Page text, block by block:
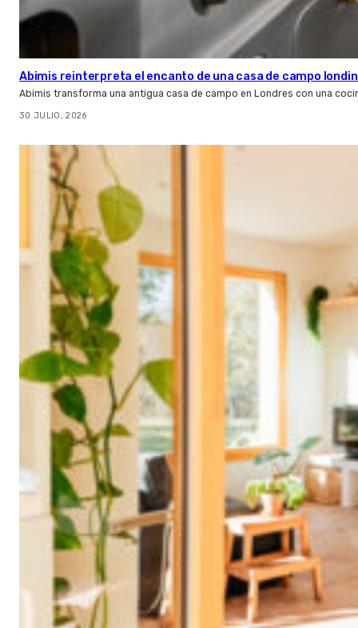
Abimis reinterpreta el encanto de una casa de campo
Abimis transforma una antigua casa de campo en Londres con una
30 JULIO, 2026